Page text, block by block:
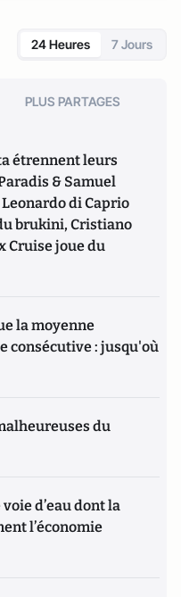
24 Heures 7 Jours
PLUS PARTAGES
étrennent leurs
& Samuel
di Caprio
brukini, Cristiano
Cruise joue du
la moyenne
consécutive : jusqu'où
du
d’eau dont la
l’économie